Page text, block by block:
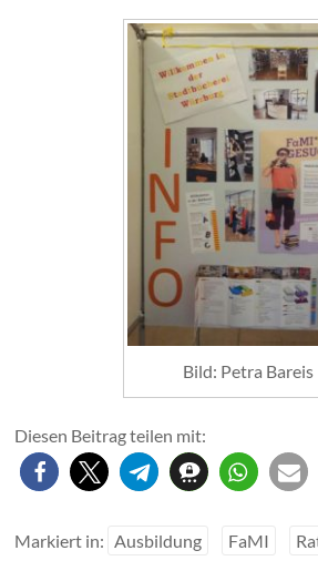
Bild: Petra Bareis
Diesen Beitrag teilen mit:
Markiert in: Ausbildung FaMI